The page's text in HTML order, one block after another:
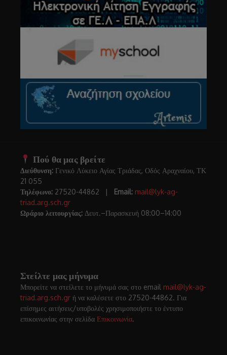
Πού θα μας βρείτε
Διεύθυνση: Γενικό Λύκειο Αγίας Τριάδας, Οδός Αραχναίου, ΤΚ
21 055
Τηλέφωνο: 27520-44862 | Email: mail@lyk-ag-
triad.arg.sch.gr
Ωράριο λειτουργίας: Δευτ.–Παρασκευή 08:00–14:00
Στείλτε μας μήνυμα
Μπορείτε να στείλετε το μήνυμά σας στο email mail@lyk-ag-
triad.arg.sch.gr ή να καλέσετε στο 27520-44862. Για
επίσημες αιτήσεις/υποβολές χρησιμοποιήστε το έντυπο
επικοινωνίας στην σελίδα Επικοινωνία.